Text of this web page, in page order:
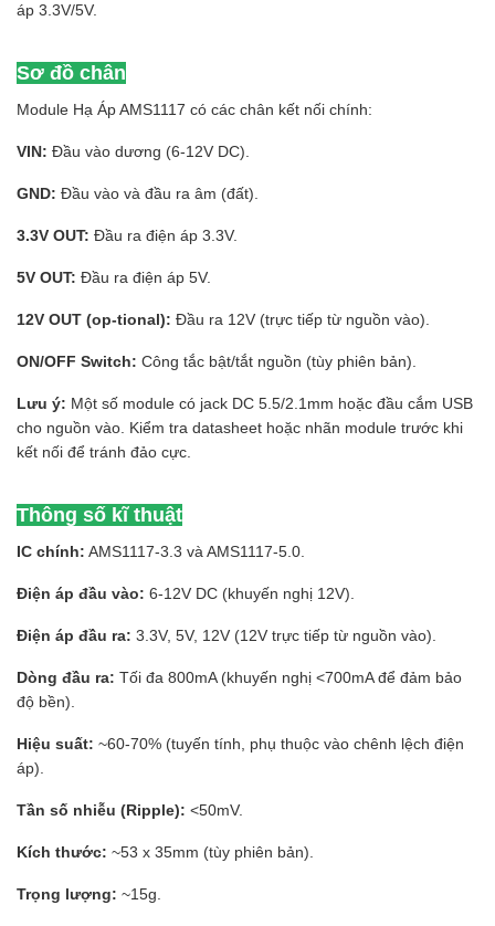
áp 3.3V/5V.
Sơ đồ chân
Module Hạ Áp AMS1117 có các chân kết nối chính:
VIN: Đầu vào dương (6-12V DC).
GND: Đầu vào và đầu ra âm (đất).
3.3V OUT: Đầu ra điện áp 3.3V.
5V OUT: Đầu ra điện áp 5V.
12V OUT (op-tional): Đầu ra 12V (trực tiếp từ nguồn vào).
ON/OFF Switch: Công tắc bật/tắt nguồn (tùy phiên bản).
Lưu ý: Một số module có jack DC 5.5/2.1mm hoặc đầu cắm USB
cho nguồn vào. Kiểm tra datasheet hoặc nhãn module trước khi
kết nối để tránh đảo cực.
Thông số kĩ thuật
IC chính: AMS1117-3.3 và AMS1117-5.0.
Điện áp đầu vào: 6-12V DC (khuyến nghị 12V).
Điện áp đầu ra: 3.3V, 5V, 12V (12V trực tiếp từ nguồn vào).
Dòng đầu ra: Tối đa 800mA (khuyến nghị <700mA để đảm bảo
độ bền).
Hiệu suất: ~60-70% (tuyến tính, phụ thuộc vào chênh lệch điện
áp).
Tần số nhiễu (Ripple): <50mV.
Kích thước: ~53 x 35mm (tùy phiên bản).
Trọng lượng: ~15g.